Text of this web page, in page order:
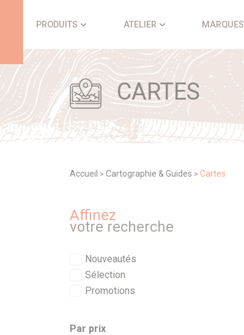
PRODUITS ATELIER MARQUES
CARTES
Accueil > Cartographie & Guides > Cartes
Affinez
votre recherche
Nouveautés
Sélection
Promotions
Par prix